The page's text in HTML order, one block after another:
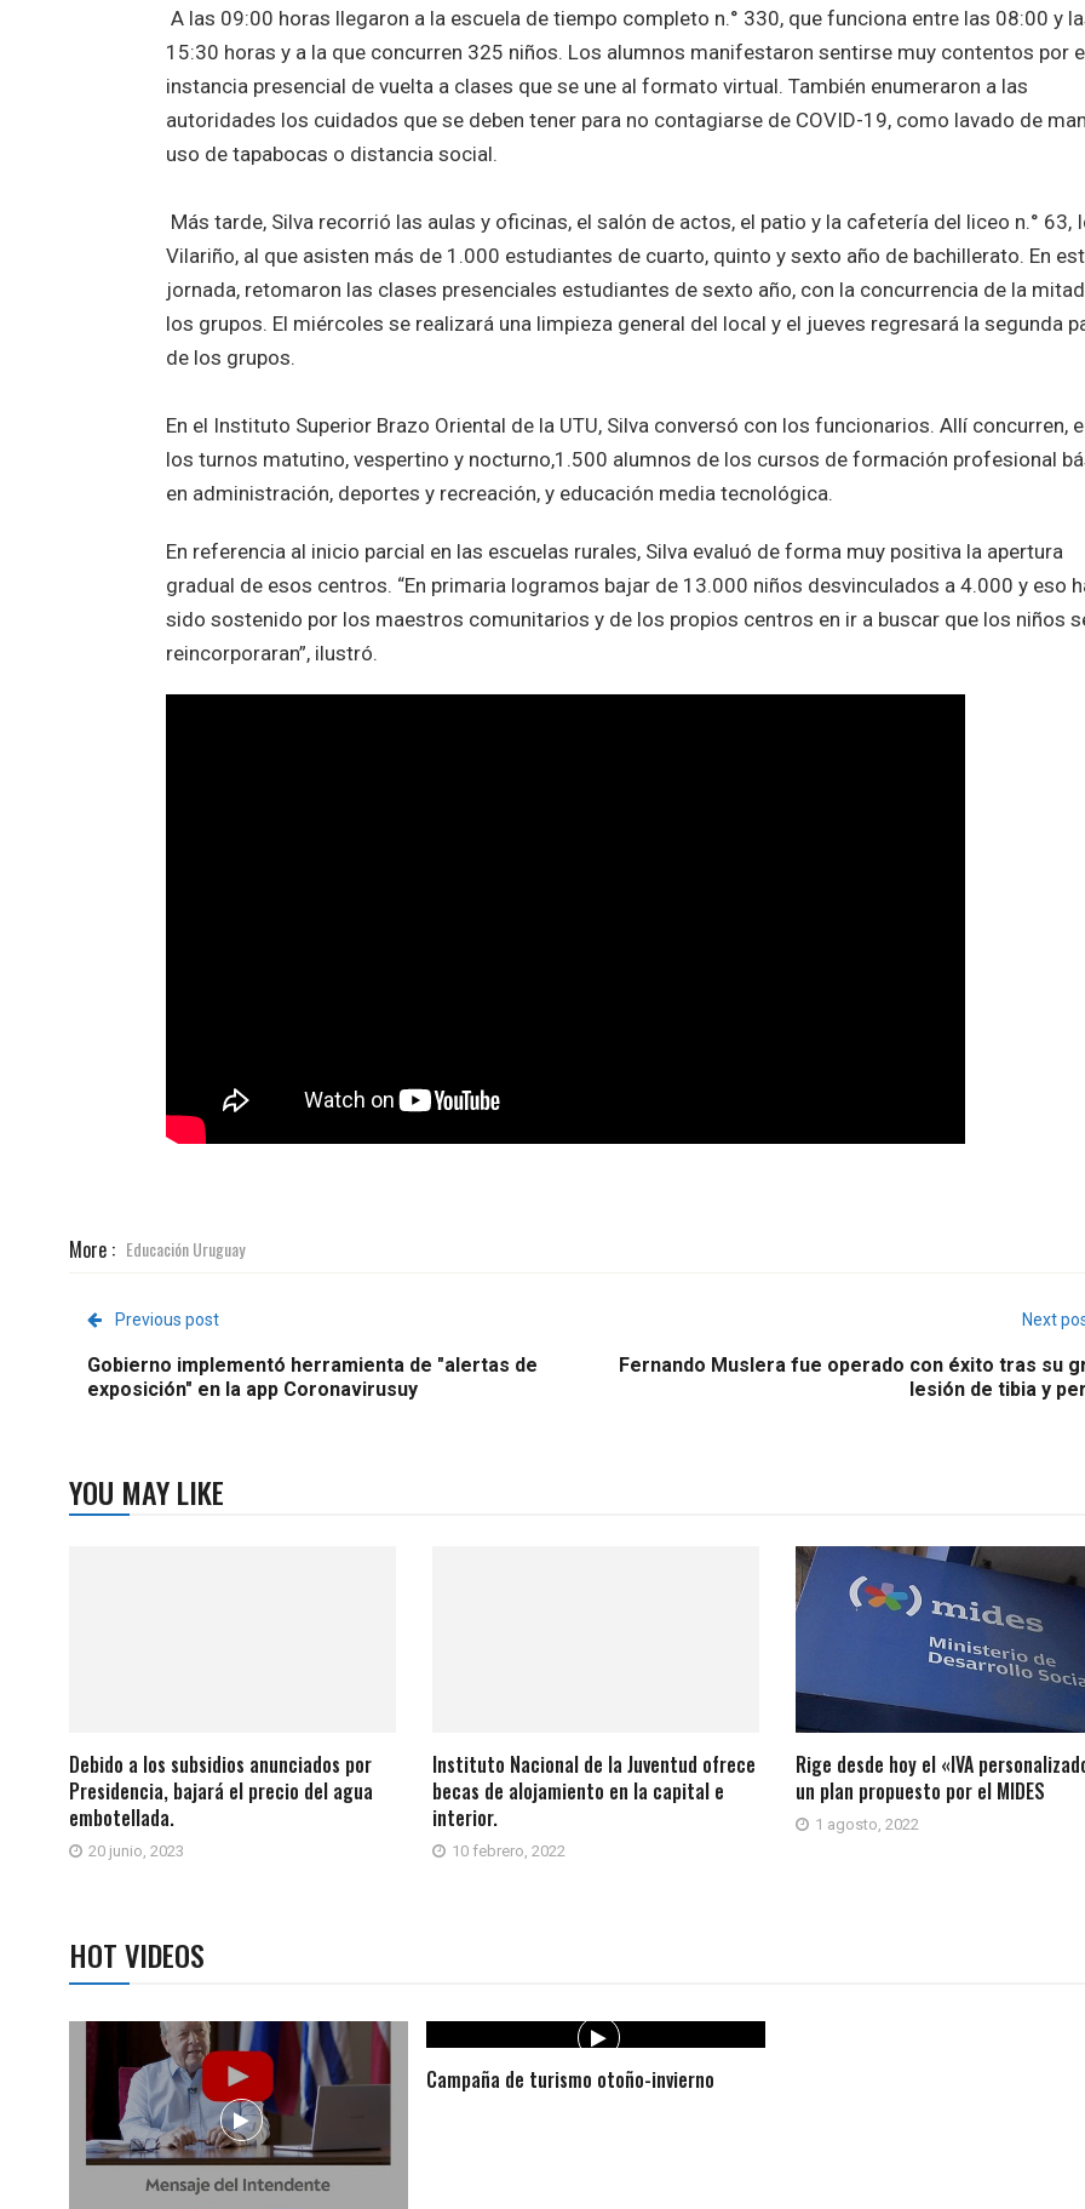
A las 09:00 horas llegaron a la escuela de tiempo completo n.° 330, que funciona entre las 08:00 y
15:30 horas y a la que concurren 325 niños. Los alumnos manifestaron sentirse muy contentos por
instancia presencial de vuelta a clases que se une al formato virtual. También enumeraron a las
autoridades los cuidados que se deben tener para no contagiarse de COVID-19, como lavado de
uso de tapabocas o distancia social.
Más tarde, Silva recorrió las aulas y oficinas, el salón de actos, el patio y la cafetería del liceo n.° 63,
Vilariño, al que asisten más de 1.000 estudiantes de cuarto, quinto y sexto año de bachillerato. En
jornada, retomaron las clases presenciales estudiantes de sexto año, con la concurrencia de la
los grupos. El miércoles se realizará una limpieza general del local y el jueves regresará la segunda
de los grupos.
En el Instituto Superior Brazo Oriental de la UTU, Silva conversó con los funcionarios. Allí concurren,
los turnos matutino, vespertino y nocturno,1.500 alumnos de los cursos de formación profesional
en administración, deportes y recreación, y educación media tecnológica.
En referencia al inicio parcial en las escuelas rurales, Silva evaluó de forma muy positiva la apertura
gradual de esos centros. “En primaria logramos bajar de 13.000 niños desvinculados a 4.000 y eso
sido sostenido por los maestros comunitarios y de los propios centros en ir a buscar que los niños
reincorporaran”, ilustró.
More : Educación Uruguay
Previous post
Gobierno implementó herramienta de "alertas de
exposición" en la app Coronavirusuy
Next
Fernando Muslera fue operado con éxito tras su
lesión de tibia y
YOU MAY LIKE
Debido a los subsidios anunciados por
Presidencia, bajará el precio del agua
embotellada.
20 junio, 2023
Instituto Nacional de la Juventud ofrece
becas de alojamiento en la capital e
interior.
10 febrero, 2022
Rige desde hoy el «IVA
un plan propuesto por el MIDES
1 agosto, 2022
HOT VIDEOS
Campaña de turismo otoño-invierno